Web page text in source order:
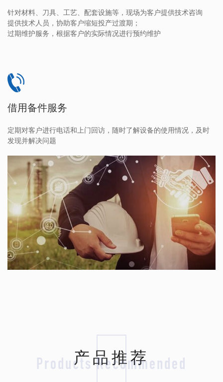
针对材料、刀具、工艺、配套设施等，现场为客户提供技术咨询
提供技术人员，协助客户缩短投产过渡期；
过期维护服务，根据客户的实际情况进行预约维护
借用备件服务
定期对客户进行电话和上门回访，随时了解设备的使用情况，及时
发现并解决问题
产品推荐
Products Recommended